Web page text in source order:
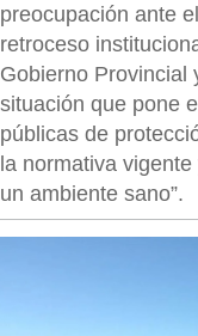
preocupación ante
retroceso
Gobierno Provincial
situación que pone
públicas de
la normativa
un ambiente sano”.